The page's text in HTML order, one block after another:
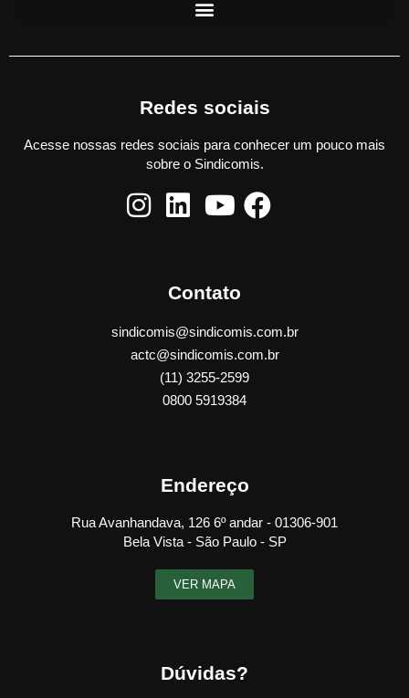
Redes sociais
Acesse nossas redes sociais para conhecer um pouco mais
sobre o Sindicomis.
Contato
sindicomis@sindicomis.com.br
actc@sindicomis.com.br
(11) 3255-2599
0800 5919384
Endereço
Rua Avanhandava, 126 6º andar - 01306-901
Bela Vista - São Paulo - SP
VER MAPA
Dúvidas?